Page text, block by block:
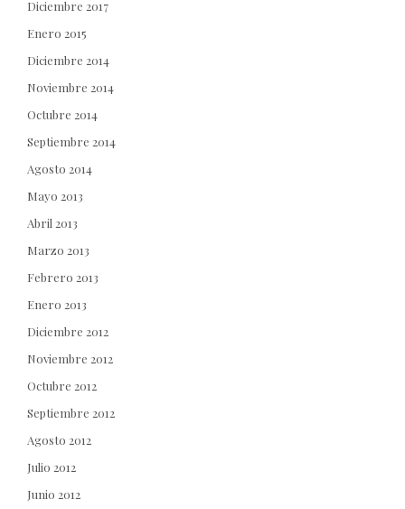
Diciembre 2017
Enero 2015
Diciembre 2014
Noviembre 2014
Octubre 2014
Septiembre 2014
Agosto 2014
Mayo 2013
Abril 2013
Marzo 2013
Febrero 2013
Enero 2013
Diciembre 2012
Noviembre 2012
Octubre 2012
Septiembre 2012
Agosto 2012
Julio 2012
Junio 2012